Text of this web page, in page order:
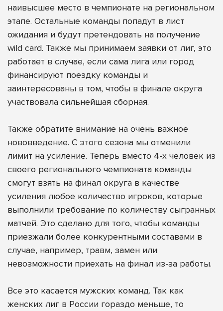
наивысшее место в чемпионате на региональном
этапе. Остальные команды попадут в лист
ожидания и будут претендовать на получение
wild card. Также мы принимаем заявки от лиг, это
работает в случае, если сама лига или город
финансируют поездку команды и
заинтересованы в том, чтобы в финале округа
участвовала сильнейшая сборная.
Также обратите внимание на очень важное
нововведение. С этого сезона мы отменили
лимит на усиление. Теперь вместо 4-х человек из
своего регионального чемпионата команды
смогут взять на финал округа в качестве
усиления любое количество игроков, которые
выполнили требование по количеству сыгранных
матчей. Это сделано для того, чтобы команды
приезжали более конкурентными составами в
случае, например, травм, замен или
невозможности приехать на финал из-за работы.
Все это касается мужских команд. Так как
женских лиг в России гораздо меньше, то